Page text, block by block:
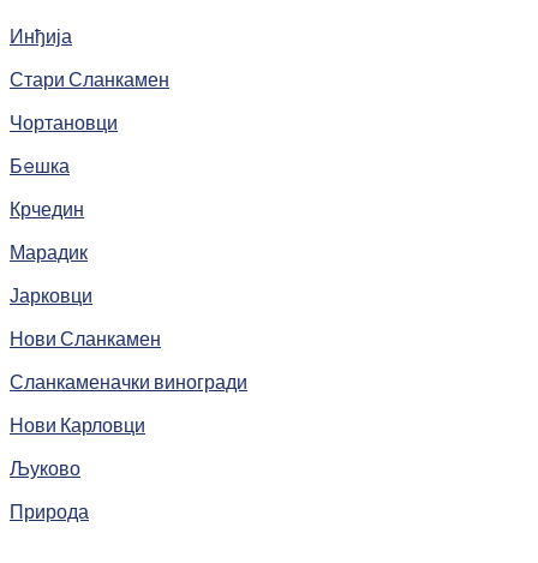
Инђија
Стари Сланкамен
Чортановци
Бeшка
Крчедин
Марадик
Јарковци
Нови Сланкамен
Сланкаменачки виногради
Нови Карловци
Љуково
Природа